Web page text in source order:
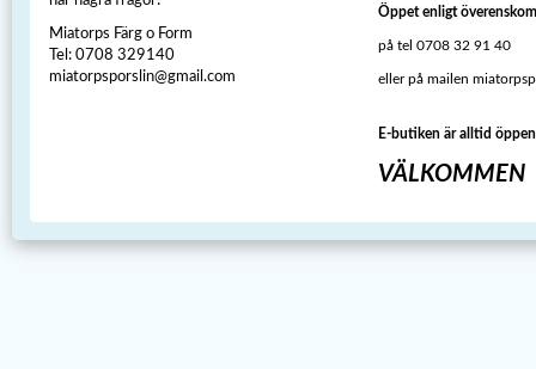
Miatorps Färg o Form
Tel: 0708 329140
miatorpsporslin@gmail.com
Öppet enligt
på tel 0708 32 91 40
eller på mailen
E-butiken är alltid öppen
VÄLKOMMEN